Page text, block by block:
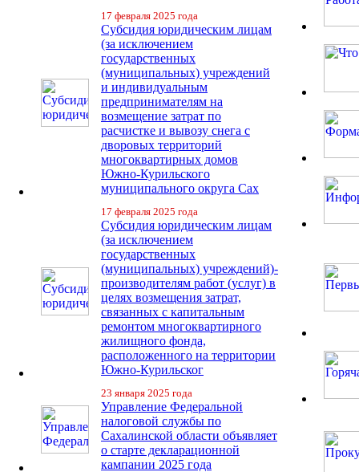
17 февраля 2025 года
Субсидия юридическим лицам
(за исключением
государственных
(муниципальных) учреждений
и индивидуальным
предпринимателям на
возмещение затрат по
расчистке и вывозу снега с
дворовых территорий
многоквартирных домов
Южно-Курильского
муниципального округа Сах
17 февраля 2025 года
Субсидия юридическим лицам
(за исключением
государственных
(муниципальных) учреждений)-
производителям работ (услуг) в
целях возмещения затрат,
связанных с капитальным
ремонтом многоквартирного
жилищного фонда,
расположенного на территории
Южно-Курильског
23 января 2025 года
Управление Федеральной
налоговой службы по
Сахалинской области объявляет
о старте декларационной
кампании 2025 года